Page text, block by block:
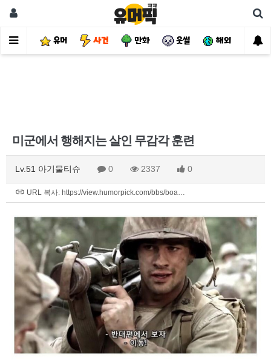
유머 사건 만화 웃썰 해외 핫
미군에서 행해지는 살인 무감각 훈련
Lv.51 아기물티슈 0 2337 0
URL 복사: https://view.humorpick.com/bbs/boa…